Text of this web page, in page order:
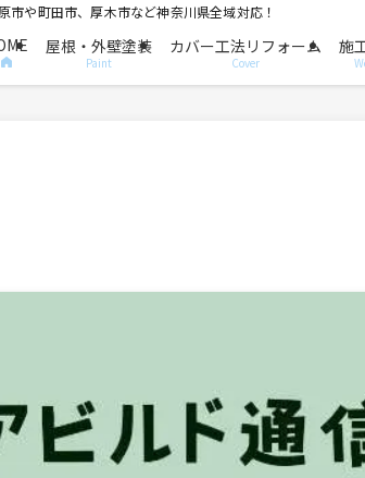
や町田市、厚木市など神奈川県全域対応！
屋根・外壁塗装
Paint
カバー工法リフォーム
Cover
施